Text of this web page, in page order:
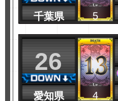
千葉県 5
26
愛知県 4